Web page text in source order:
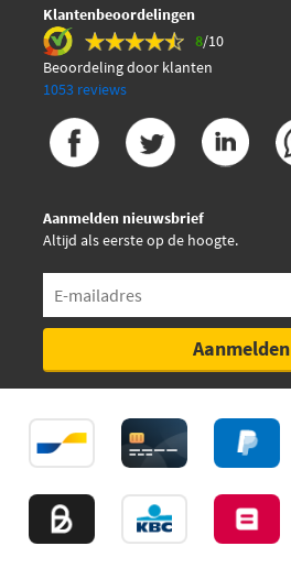
Klantenbeoordelingen
8/10
Beoordeling door klanten
1053 reviews
Aanmelden nieuwsbrief
Altijd als eerste op de hoogte.
Aanmelden